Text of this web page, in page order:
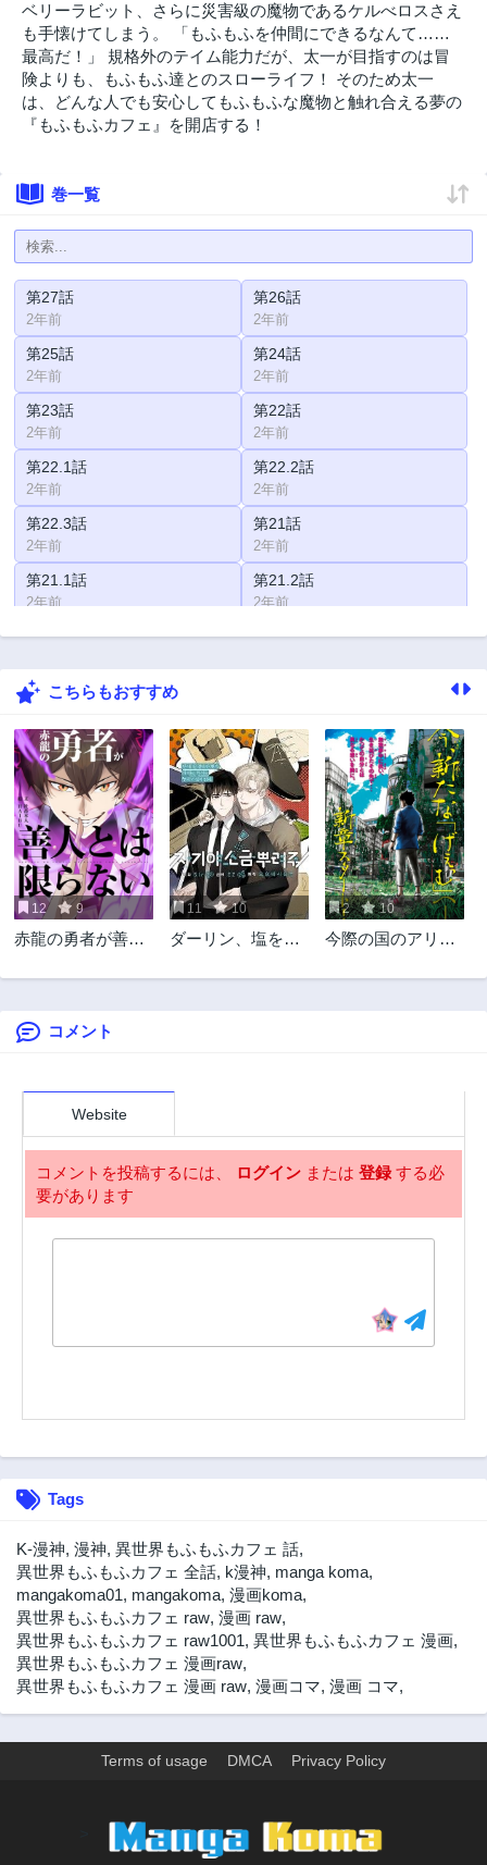
ベリーラビット、さらに災害級の魔物であるケルべロスさえ
も手懐けてしまう。 「もふもふを仲間にできるなんて……
最高だ！」 規格外のテイム能力だが、太一が目指すのは冒
険よりも、もふもふ達とのスローライフ！ そのため太一
は、どんな人でも安心してもふもふな魔物と触れ合える夢の
『もふもふカフェ』を開店する！
巻一覧
第27話
2年前
第26話
2年前
第25話
2年前
第24話
2年前
第23話
2年前
第22話
2年前
第22.1話
2年前
第22.2話
2年前
第22.3話
2年前
第21話
2年前
第21.1話
2年前
第21.2話
2年前
第21.3話 第21.4話
第20話
第20.2話
2年前
第20.3話
2年前
第19.1話
2年前
第19.2話
2年前
第19.3話
2年前
第19.4話
2年前
第18.1話
2年前
第18.2話
2年前
第17.1話 第17.2話
第17.3話
第16.1話
2年前 2年前
第15.1話
第8話
2年前
第6話
2年前
第5話
2年前
第4話
2年前
第3話
2年前
第2話
2年前
第1話
2年前
こちらもおすすめ
12 9
赤龍の勇者が善人
11 10
ダーリン、塩を振
2 10
今際の国のアリス
コメント
Website
コメントを投稿するには、 ログイン または 登録する必
要があります
Tags
K-漫神, 漫神, 異世界もふもふカフェ 話,
異世界もふもふカフェ 全話, k漫神, manga koma,
mangakoma01, mangakoma, 漫画koma,
異世界もふもふカフェ raw, 漫画 raw,
異世界もふもふカフェ raw1001, 異世界もふもふカフェ 漫画,
異世界もふもふカフェ 漫画raw,
異世界もふもふカフェ 漫画 raw, 漫画コマ, 漫画 コマ,
Terms of usage DMCA Privacy Policy